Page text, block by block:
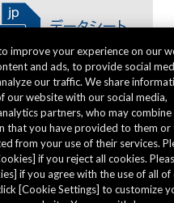
improve your experience on our
and ads, to provide social
our traffic. We share
our website with our social media,
partners, who may
that you have provided to them or
from your use of their services.
if you reject all cookies.
if you agree with the use of all of
[Cookie Settings] to customize